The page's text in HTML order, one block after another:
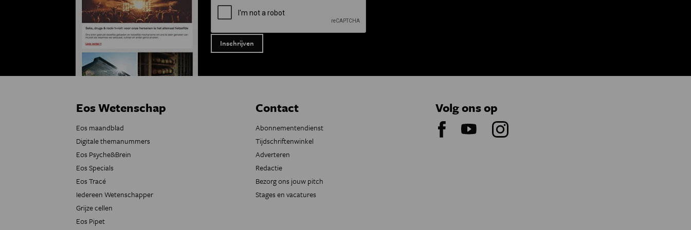
Eos Wetenschap
Eos maandblad
Digitale themanummers
Eos Psyche&Brein
Eos Specials
Eos Tracé
Iedereen Wetenschapper
Grijze cellen
Eos Pipet
Contact
Abonnementendienst
Tijdschriftenwinkel
Adverteren
Redactie
Bezorg ons jouw pitch
Stages en vacatures
Volg ons op